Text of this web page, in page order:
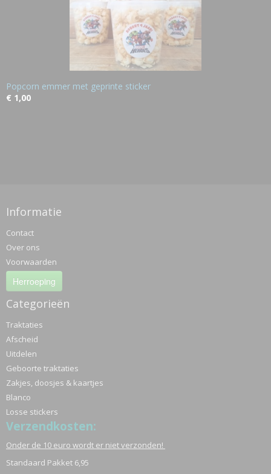
Popcorn emmer met geprinte sticker
€ 1,00
Informatie
Contact
Over ons
Voorwaarden
Herroeping
Categorieën
Traktaties
Afscheid
Uitdelen
Geboorte traktaties
Zakjes, doosjes & kaartjes
Blanco
Losse stickers
Verzendkosten:
Onder de 10 euro wordt er niet verzonden!
Standaard Pakket 6,95